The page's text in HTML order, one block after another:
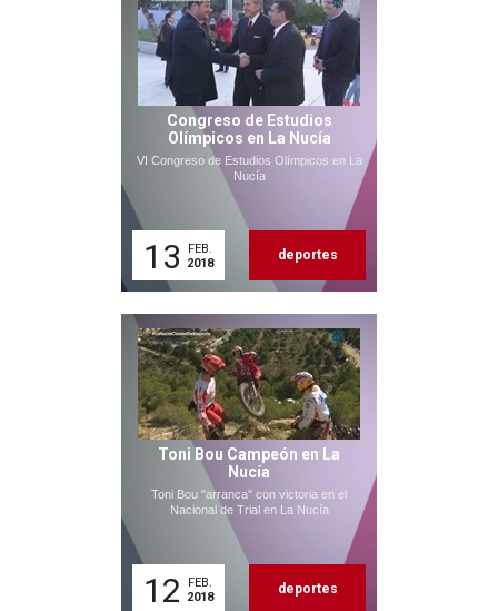
Congreso de Estudios
Olímpicos en La Nucía
VI Congreso de Estudios Olímpicos en La
Nucía
13
FEB.
2018
deportes
Toni Bou Campeón en La
Nucía
Toni Bou "arranca" con victoria en el
Nacional de Trial en La Nucía
12
FEB.
2018
deportes